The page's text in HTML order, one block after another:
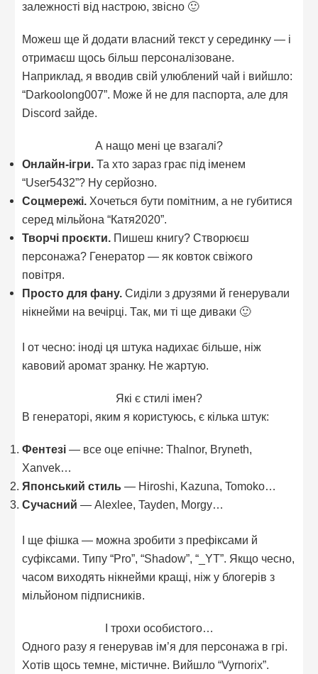
залежності від настрою, звісно 🙂
Можеш ще й додати власний текст у серединку — і
отримаєш щось більш персоналізоване.
Наприклад, я вводив свій улюблений чай і вийшло:
“Darkoolong007”. Може й не для паспорта, але для
Discord зайде.
А нащо мені це взагалі?
Онлайн-ігри. Та хто зараз грає під іменем
“User5432”? Ну серйозно.
Соцмережі. Хочеться бути помітним, а не губитися
серед мільйона “Катя2020”.
Творчі проєкти. Пишеш книгу? Створюєш
персонажа? Генератор — як ковток свіжого
повітря.
Просто для фану.Сиділи з друзями й генерували
нікнейми на вечірці. Так, ми ті ще диваки 🙂
І от чесно: іноді ця штука надихає більше, ніж
кавовий аромат зранку. Не жартую.
Які є стилі імен?
В генераторі, яким я користуюсь, є кілька штук:
Фентезі— все оце епічне: Thalnor, Bryneth,
Xanvek…
Японський стиль — Hiroshi, Kazuna, Tomoko…
Сучасний — Alexlee, Tayden, Morgy…
І ще фішка — можна зробити з префіксами й
суфіксами. Типу “Pro”, “Shadow”, “_YT”. Якщо чесно,
часом виходять нікнейми кращі, ніж у блогерів з
мільйоном підписників.
І трохи особистого…
Одного разу я генерував ім’я для персонажа в грі.
Хотів щось темне, містичне. Вийшло “Vyrnorix”.